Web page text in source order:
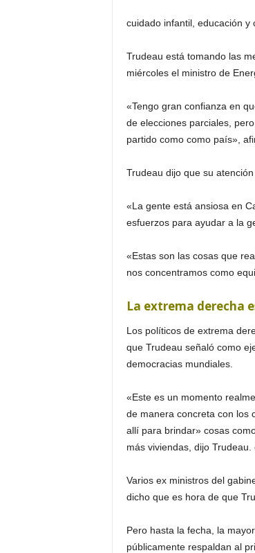
cuidado infantil, educación y
Trudeau está tomando las
miércoles el ministro de
«Tengo gran confianza en
de elecciones parciales,
partido como como país»,
Trudeau dijo que su
«La gente está ansiosa en
esfuerzos para ayudar a la
«Estas son las cosas que
nos concentramos como
La extrema derecha
Los políticos de extrema
que Trudeau señaló como
democracias mundiales.
«Este es un momento
de manera concreta con los
allí para brindar» cosas
más viviendas, dijo
Varios ex ministros del
dicho que es hora de que
Pero hasta la fecha, la
públicamente respaldan al